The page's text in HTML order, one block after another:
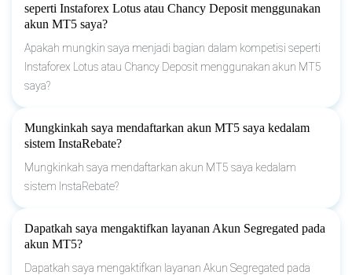
seperti Instaforex Lotus atau Chancy Deposit menggunakan
akun MT5 saya?
Apakah mungkin saya menjadi bagian dalam kompetisi seperti
Instaforex Lotus atau Chancy Deposit menggunakan akun MT5
saya?
Mungkinkah saya mendaftarkan akun MT5 saya kedalam
sistem InstaRebate?
Mungkinkah saya mendaftarkan akun MT5 saya kedalam
sistem InstaRebate?
Dapatkah saya mengaktifkan layanan Akun Segregated pada
akun MT5?
Dapatkah saya mengaktifkan layanan Akun Segregated pada